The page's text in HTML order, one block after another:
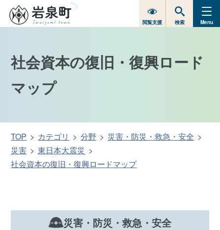
閲覧支援 検索 Menu
社会資本の復旧・復興ロード
マップ
TOP カテゴリ 分野
災害・防災・救急・安全
災害
東日本大震災
社会資本の復旧・復興ロードマップ
災害・防災・救急・安全